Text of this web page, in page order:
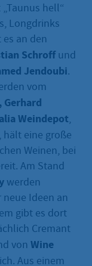
hell“
Longdrinks
an den
Schroff und
Jendoubi.
vom
Gerhard
Weindepot,
, hält eine große
Weinen, bei
Am Stand
werden
Ideen an
gibt es dort
Cremant
von Wine
Aus einem